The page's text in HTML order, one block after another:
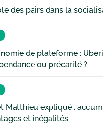
des pairs dans la
de plateforme :
ou précarité ?
Matthieu expliqué :
et inégalités